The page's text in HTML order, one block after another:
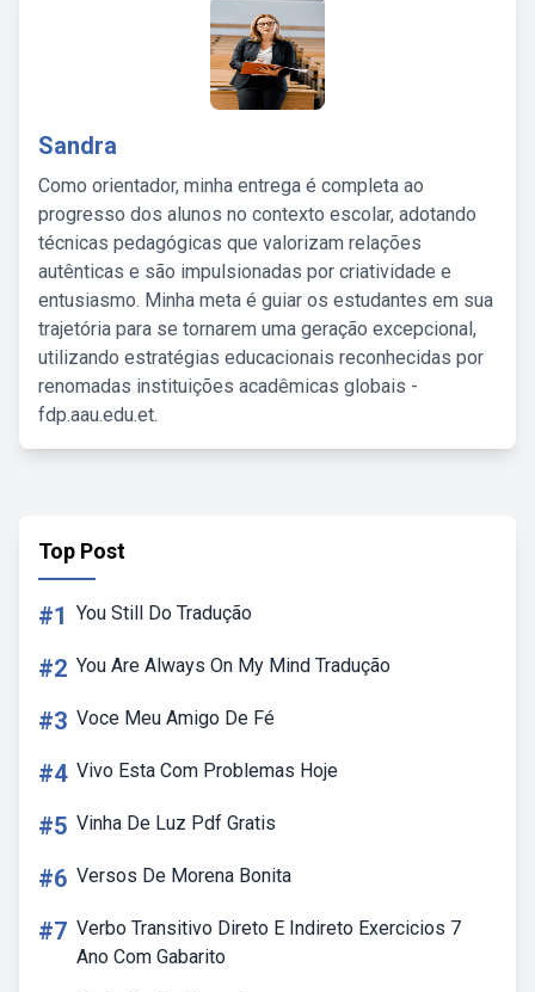
Sandra
Como orientador, minha entrega é completa ao
progresso dos alunos no contexto escolar, adotando
técnicas pedagógicas que valorizam relações
autênticas e são impulsionadas por criatividade e
entusiasmo. Minha meta é guiar os estudantes em sua
trajetória para se tornarem uma geração excepcional,
utilizando estratégias educacionais reconhecidas por
renomadas instituições acadêmicas globais -
fdp.aau.edu.et.
Top Post
#1 You Still Do Tradução
#2 You Are Always On My Mind Tradução
#3 Voce Meu Amigo De Fé
#4 Vivo Esta Com Problemas Hoje
#5 Vinha De Luz Pdf Gratis
#6 Versos De Morena Bonita
#7 Verbo Transitivo Direto E Indireto Exercicios 7
Ano Com Gabarito